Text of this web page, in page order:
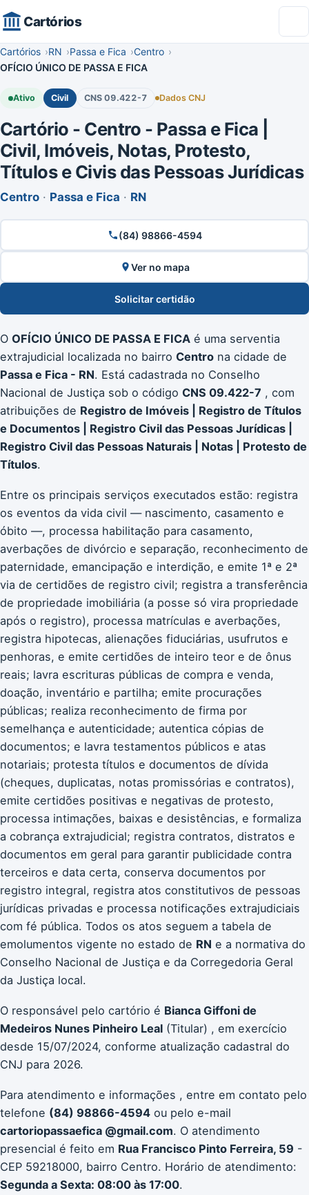
Cartórios
Cartórios RN Passa e Fica
Centro
OFÍCIO ÚNICO DE PASSA E FICA
Ativo Civil CNS 09.422-7 Dados CNJ
Cartório - Centro - Passa e Fica |
Civil, Imóveis, Notas, Protesto,
Títulos e Civis das Pessoas Jurídicas
Centro · Passa e Fica · RN
(84) 98866-4594
Ver no mapa
Solicitar certidão
O OFÍCIO ÚNICO DE PASSA E FICA é uma serventia
extrajudicial localizada no bairro Centro na cidade de
Passa e Fica - RN. Está cadastrada no Conselho
Nacional de Justiça sob o código CNS 09.422-7 , com
atribuições de Registro de Imóveis | Registro de Títulos
e Documentos | Registro Civil das Pessoas Jurídicas |
Registro Civil das Pessoas Naturais | Notas | Protesto de
Títulos.
Entre os principais serviços executados estão: registra
os eventos da vida civil — nascimento, casamento e
óbito —, processa habilitação para casamento,
averbações de divórcio e separação, reconhecimento de
paternidade, emancipação e interdição, e emite 1ª e 2ª
via de certidões de registro civil; registra a transferência
de propriedade imobiliária (a posse só vira propriedade
após o registro), processa matrículas e averbações,
registra hipotecas, alienações fiduciárias, usufrutos e
penhoras, e emite certidões de inteiro teor e de ônus
reais; lavra escrituras públicas de compra e venda,
doação, inventário e partilha; emite procurações
públicas; realiza reconhecimento de firma por
semelhança e autenticidade; autentica cópias de
documentos; e lavra testamentos públicos e atas
notariais; protesta títulos e documentos de dívida
(cheques, duplicatas, notas promissórias e contratos),
emite certidões positivas e negativas de protesto,
processa intimações, baixas e desistências, e formaliza
a cobrança extrajudicial; registra contratos, distratos e
documentos em geral para garantir publicidade contra
terceiros e data certa, conserva documentos por
registro integral, registra atos constitutivos de pessoas
jurídicas privadas e processa notificações extrajudiciais
com fé pública. Todos os atos seguem a tabela de
emolumentos vigente no estado de RN e a normativa do
Conselho Nacional de Justiça e da Corregedoria Geral
da Justiça local.
O responsável pelo cartório é Bianca Giffoni de
Medeiros Nunes Pinheiro Leal (Titular) , em exercício
desde 15/07/2024, conforme atualização cadastral do
CNJ para 2026.
Para atendimento e informações , entre em contato pelo
telefone (84) 98866-4594 ou pelo e-mail
cartoriopassaefica @gmail.com. O atendimento
presencial é feito em Rua Francisco Pinto Ferreira, 59 -
CEP 59218000, bairro Centro. Horário de atendimento:
Segunda a Sexta: 08:00 às 17:00.